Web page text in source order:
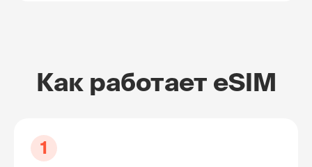
Как работает eSIM
1